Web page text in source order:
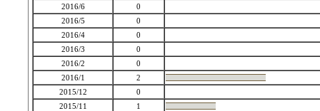
2016/6
0
2016/5
0
2016/4
0
2016/3
0
2016/2
0
2016/1
2
2015/12
0
2015/11
1